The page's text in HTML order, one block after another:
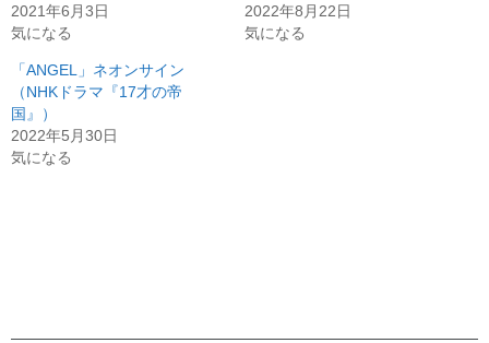
2021年6月3日
気になる
2022年8月22日
気になる
「ANGEL」ネオンサイン
（NHKドラマ『17才の帝
国』）
2022年5月30日
気になる